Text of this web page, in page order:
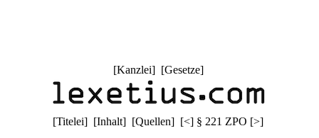
[Kanzlei] [Gesetze]
[Titelei] [Inhalt] [Quellen] [<] § 221 ZPO [>]